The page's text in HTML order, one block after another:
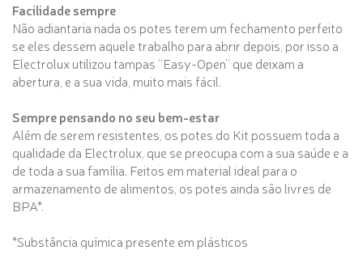
Facilidade sempre
Não adiantaria nada os potes terem um fechamento perfeito
se eles dessem aquele trabalho para abrir depois, por isso a
Electrolux utilizou tampas “Easy-Open” que deixam a
abertura, e a sua vida, muito mais fácil.
Sempre pensando no seu bem-estar
Além de serem resistentes, os potes do Kit possuem toda a
qualidade da Electrolux, que se preocupa com a sua saúde e a
de toda a sua família. Feitos em material ideal para o
armazenamento de alimentos, os potes ainda são livres de
BPA*.
*Substância química presente em plásticos